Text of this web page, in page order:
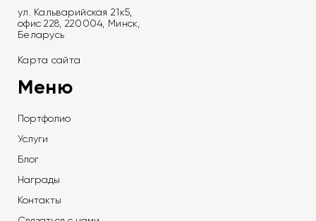
ул. Кальварийская 21к5,
офис 228, 220004, Минск,
Беларусь
Карта сайта
Меню
Портфолио
Услуги
Блог
Награды
Контакты